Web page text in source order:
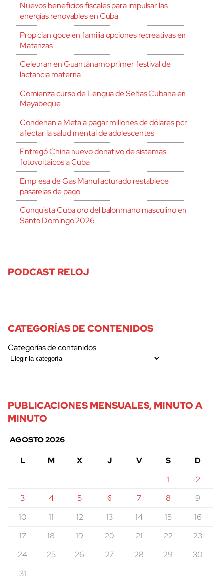
Nuevos beneficios fiscales para impulsar las
energías renovables en Cuba
Propician goce en familia opciones recreativas en
Matanzas
Celebran en Guantánamo primer festival de
lactancia materna
Comienza curso de Lengua de Señas Cubana en
Mayabeque
Condenan a Meta a pagar millones de dólares por
afectar la salud mental de adolescentes
Entregó China nuevo donativo de sistemas
fotovoltaicos a Cuba
Empresa de Gas Manufacturado restablece
pasarelas de pago
Conquista Cuba oro del balonmano masculino en
Santo Domingo 2026
PODCAST RELOJ
CATEGORÍAS DE CONTENIDOS
Categorías de contenidos
PUBLICACIONES MENSUALES, MINUTO A
MINUTO
AGOSTO 2026
L
M X J V S
D
1
2
3
4 5 6 7 8
9
10
11 12 13 14 15
16
17
18 19 20 21 22
23
24
25 26 27 28 29
30
31